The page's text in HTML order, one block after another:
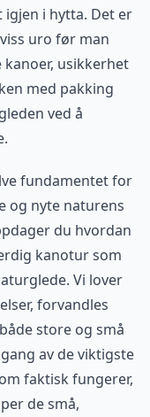
igjen i hytta. Det er
uro før man
kanoer, usikkerhet
med pakking
ved å
fundamentet for
og nyte naturens
du hvordan
kanotur som
Vi lover
forvandles
store og små
av de viktigste
faktisk fungerer,
de små,